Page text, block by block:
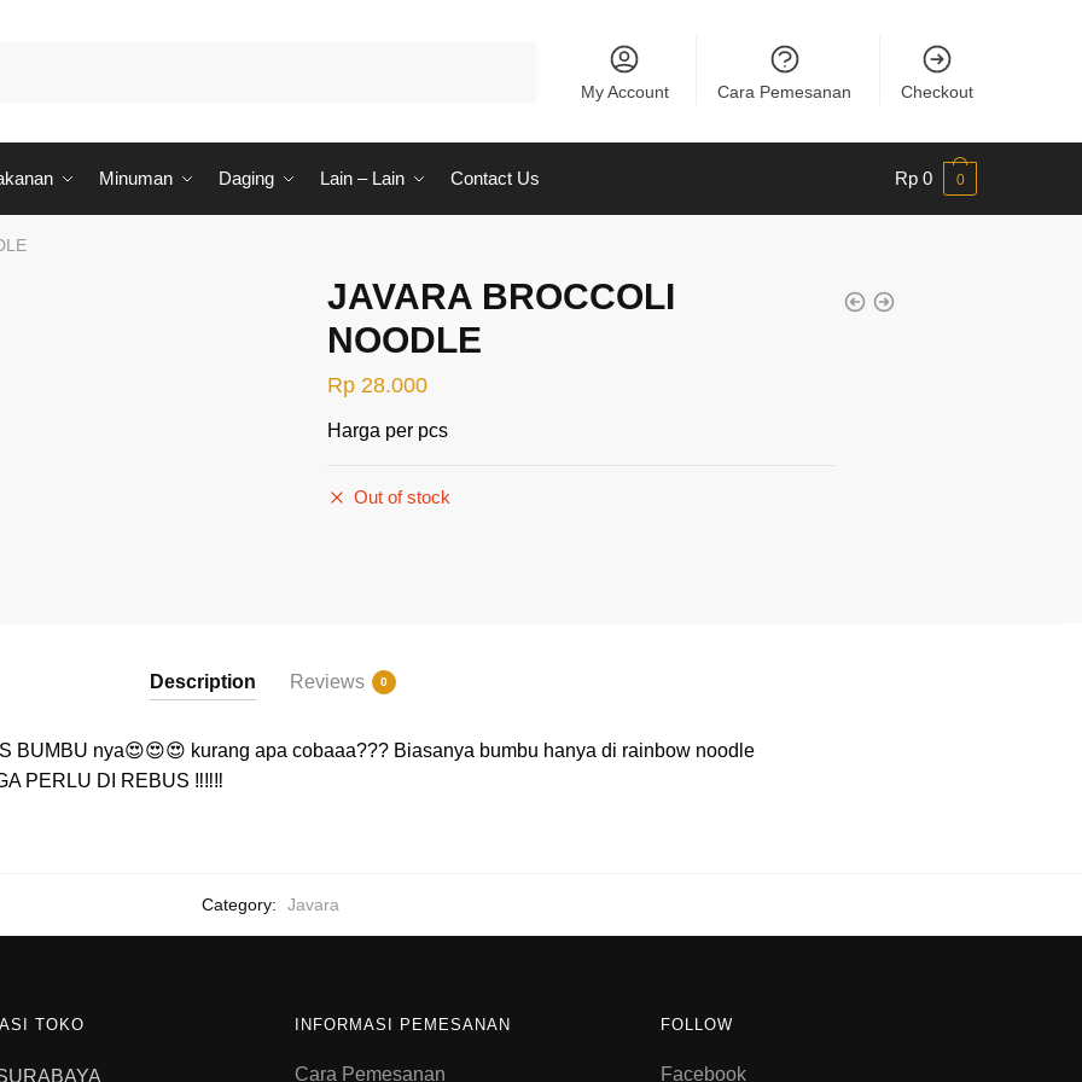
My Account Cara Pemesanan Checkout
Minuman Daging Lain – Lain Contact Us Rp 0 0
JAVARA BROCCOLI
NOODLE
Rp28.000
Harga per pcs
Out of stock
Description Reviews 0
BUMBU nya😍😍😍 kurang apa cobaaa??? Biasanya bumbu hanya di rainbow noodle
PERLU DI REBUS ‼️‼️‼️
Category: Javara
TOKO INFORMASI PEMESANAN
Cara Pemesanan
FOLLOW
Facebook